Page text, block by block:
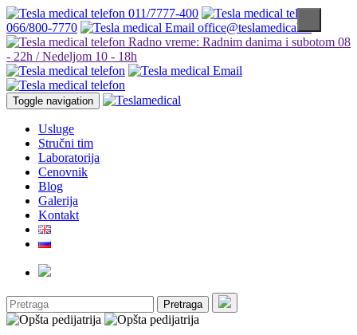
011/7777-400
066/800-7770
office@teslamedical.rs
Radno vreme: Radnim danima i subotom 08
- 22h / Nedeljom 10 - 18h
Toggle navigation
Usluge
Stručni tim
Laboratorija
Cenovnik
Blog
Galerija
Kontakt
Pretraga